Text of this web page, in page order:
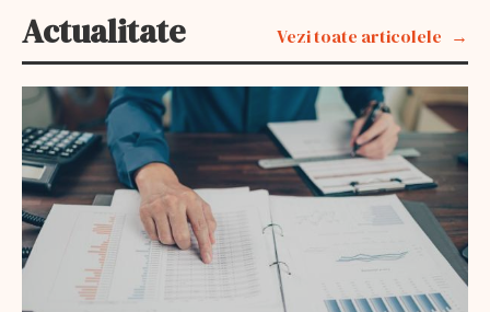
Actualitate Vezi toate articolele